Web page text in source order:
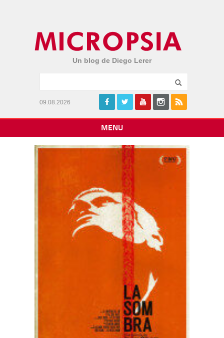
Un blog de Diego Lerer
09.08.2026
MENU